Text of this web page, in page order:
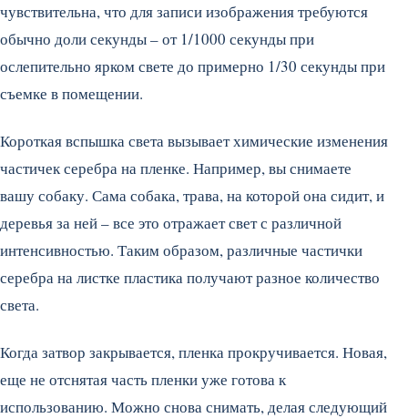
чувствительна, что для записи изображения требуются
обычно доли секунды – от 1/1000 секунды при
ослепительно ярком свете до примерно 1/30 секунды при
съемке в помещении.
Короткая вспышка света вызывает химические изменения
частичек серебра на пленке. Например, вы снимаете
вашу собаку. Сама собака, трава, на которой она сидит, и
деревья за ней – все это отражает свет с различной
интенсивностью. Таким образом, различные частички
серебра на листке пластика получают разное количество
света.
Когда затвор закрывается, пленка прокручивается. Новая,
еще не отснятая часть пленки уже готова к
использованию. Можно снова снимать, делая следующий